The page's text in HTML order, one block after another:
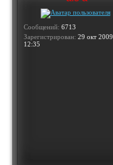
Сообщений: 6713
Зарегистрирован: 29 окт 2009,
12:35